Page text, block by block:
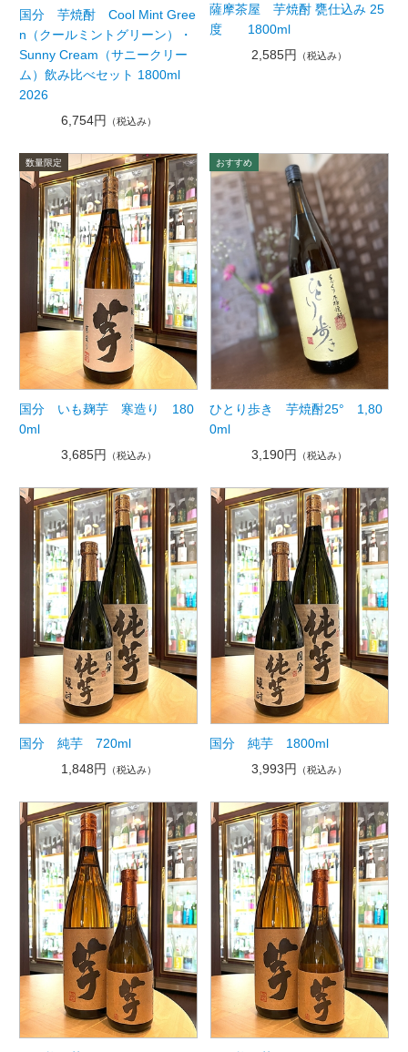
国分 芋焼酎 Cool Mint Gree
n（クールミントグリーン）・
Sunny Cream（サニークリー
ム）飲み比べセット 1800ml
2026
6,754円
（税込み）
薩摩茶屋 芋焼酎 甕仕込み 25
度 1800ml
2,585円
（税込み）
国分 いも麹芋 寒造り 180
0ml
3,685円
（税込み）
ひとり歩き 芋焼酎25° 1,80
0ml
3,190円
（税込み）
国分 純芋 720ml
1,848円
（税込み）
国分 純芋 1800ml
3,993円
（税込み）